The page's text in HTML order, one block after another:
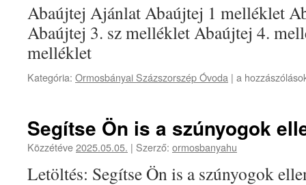
ülés
2025.
bejegyzéshez
Abaújtej Ajánlat Abaújtej 1 melléklet
Abaújtej 3. sz melléklet Abaújtej 4.
melléklet
Kategória: Ormosbányai Százszorszép Óvoda | Abaújtej
a
Segítse Ön is a szúnyogok
Közzétéve2025.05.05. | Szerző: ormosbanyahu
Letöltés: Segítse Ön is a szúnyogok